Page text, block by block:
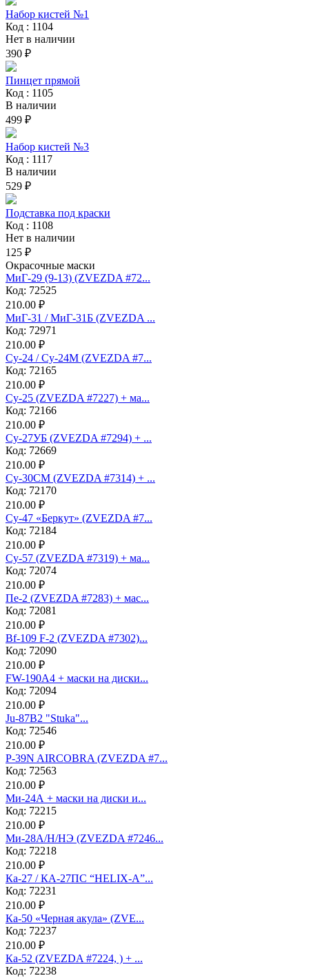
Набор кистей №1
Код : 1104
Нет в наличии
390 ₽
Пинцет прямой
Код : 1105
В наличии
499 ₽
Набор кистей №3
Код : 1117
В наличии
529 ₽
Подставка под краски
Код : 1108
Нет в наличии
125 ₽
Окрасочные маски
МиГ-29 (9-13) (ZVEZDA #72...
Код: 72525
210.00 ₽
МиГ-31 / МиГ-31Б (ZVEZDA ...
Код: 72971
210.00 ₽
Су-24 / Су-24М (ZVEZDA #7...
Код: 72165
210.00 ₽
Су-25 (ZVEZDA #7227) + ма...
Код: 72166
210.00 ₽
Су-27УБ (ZVEZDA #7294) + ...
Код: 72669
210.00 ₽
Су-30СМ (ZVEZDA #7314) + ...
Код: 72170
210.00 ₽
Су-47 «Беркут» (ZVEZDA #7...
Код: 72184
210.00 ₽
Су-57 (ZVEZDA #7319) + ма...
Код: 72074
210.00 ₽
Пе-2 (ZVEZDA #7283) + мас...
Код: 72081
210.00 ₽
Bf-109 F-2 (ZVEZDA #7302)...
Код: 72090
210.00 ₽
FW-190A4 + маски на диски...
Код: 72094
210.00 ₽
Ju-87B2 "Stuka"...
Код: 72546
210.00 ₽
P-39N AIRCOBRA (ZVEZDA #7...
Код: 72563
210.00 ₽
Ми-24А + маски на диски и...
Код: 72215
210.00 ₽
Ми-28А/Н/НЭ (ZVEZDA #7246...
Код: 72218
210.00 ₽
Ка-27 / КА-27ПС “HELIX-A”...
Код: 72231
210.00 ₽
Ка-50 «Черная акула» (ZVE...
Код: 72237
210.00 ₽
Ка-52 (ZVEZDA #7224, ) + ...
Код: 72238